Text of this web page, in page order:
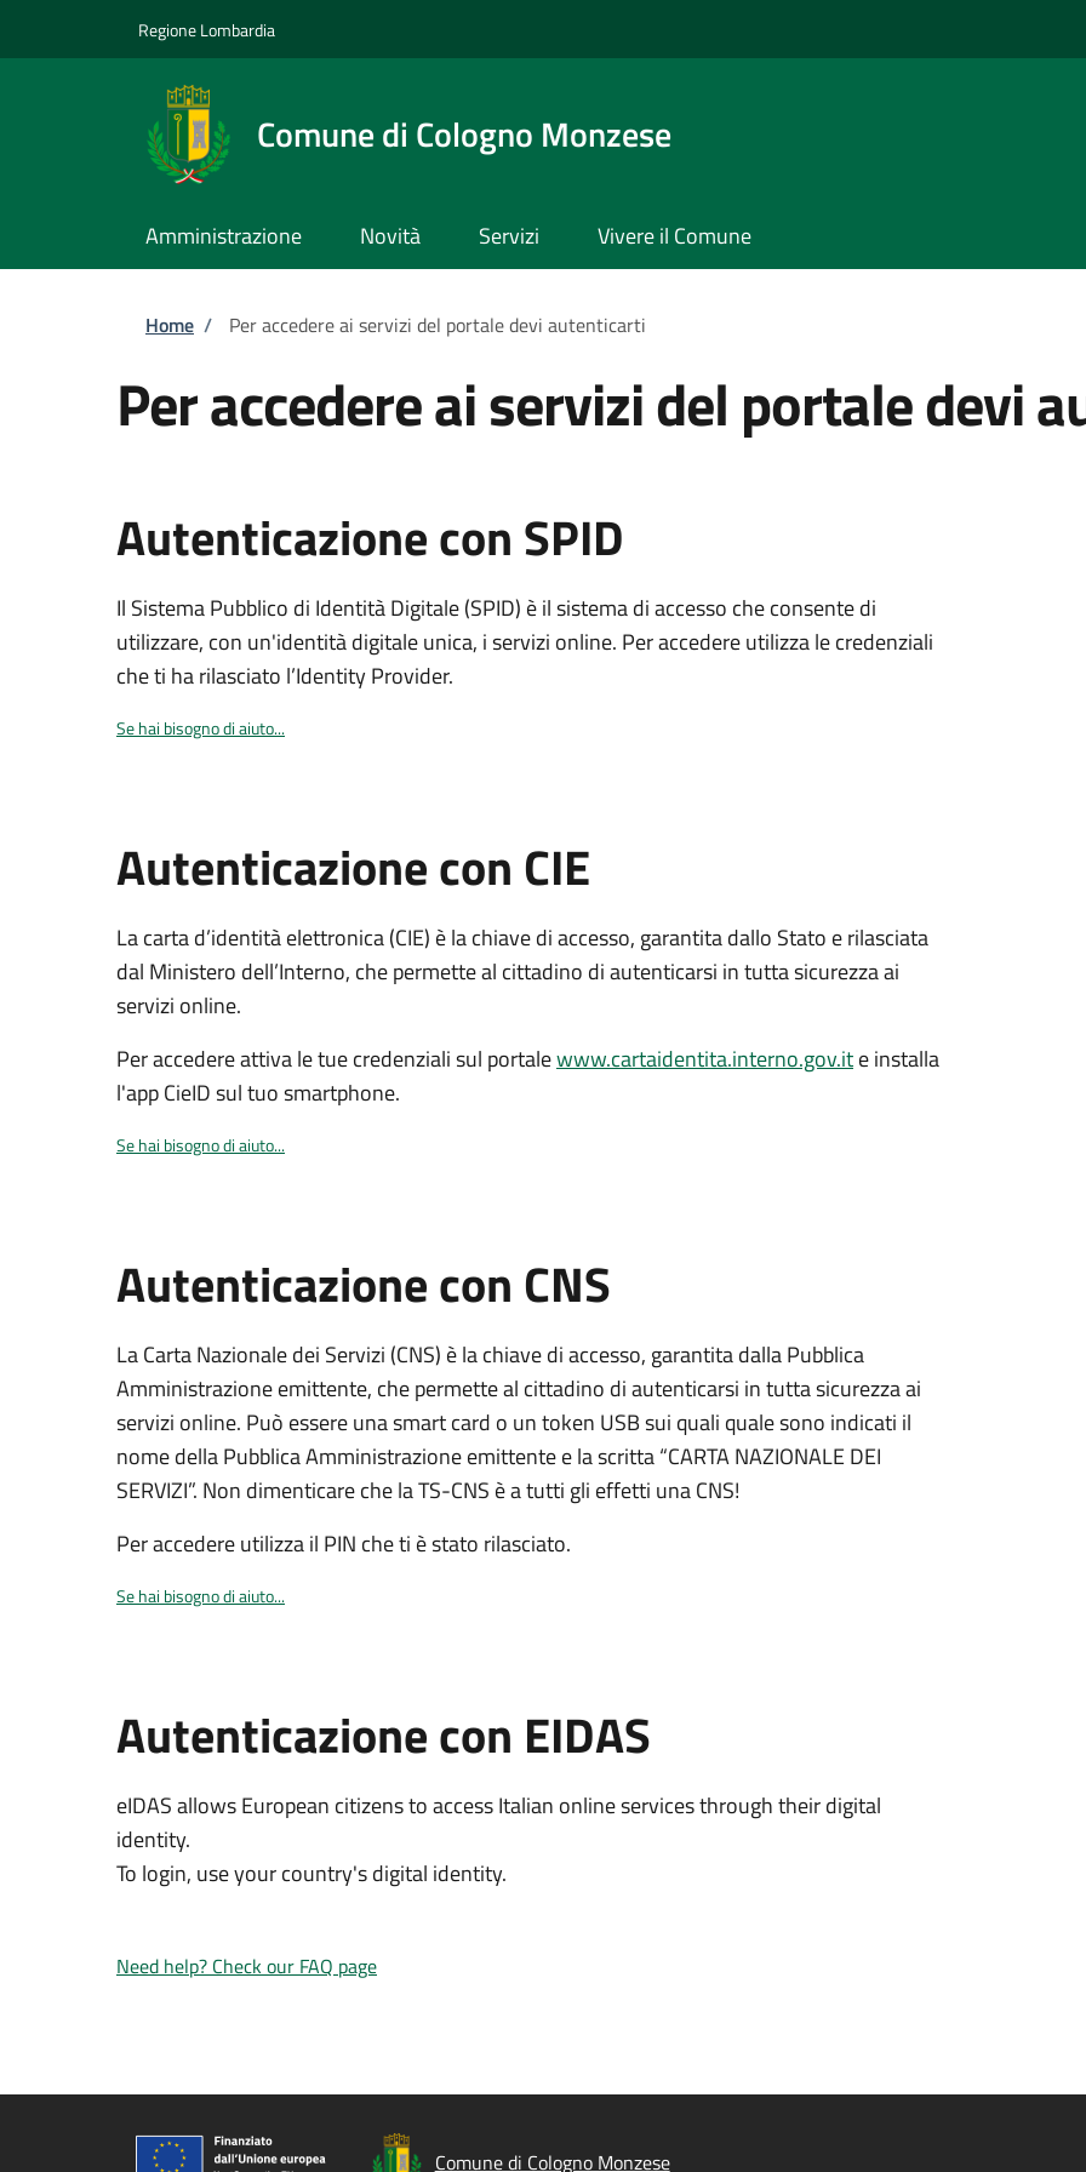
Regione Lombardia
Comune di Cologno Monzese
Amministrazione Novità Servizi Vivere il Comune
Briciole di pane
Home / Per accedere ai servizi del portale devi autenticarti
Per accedere ai servizi del portale devi
Autenticazione con SPID
Il Sistema Pubblico di Identità Digitale (SPID) è il sistema di accesso che consente di
utilizzare, con un'identità digitale unica, i servizi online. Per accedere utilizza le credenziali
che ti ha rilasciato l’Identity Provider.
Se hai bisogno di aiuto...
Autenticazione con CIE
La carta d’identità elettronica (CIE) è la chiave di accesso, garantita dallo Stato e rilasciata
dal Ministero dell’Interno, che permette al cittadino di autenticarsi in tutta sicurezza ai
servizi online.
Per accedere attiva le tue credenziali sul portalewww.cartaidentita.interno.gov.ite installa
l'app CieID sul tuo smartphone.
Se hai bisogno di aiuto...
Autenticazione con CNS
La Carta Nazionale dei Servizi (CNS) è la chiave di accesso, garantita dalla Pubblica
Amministrazione emittente, che permette al cittadino di autenticarsi in tutta sicurezza ai
servizi online. Può essere una smart card o un token USB sui quali quale sono indicati il
nome della Pubblica Amministrazione emittente e la scritta “CARTA NAZIONALE DEI
SERVIZI”. Non dimenticare che la TS-CNS è a tutti gli effetti una CNS!
Per accedere utilizza il PIN che ti è stato rilasciato.
Se hai bisogno di aiuto...
Autenticazione con EIDAS
eIDAS allows European citizens to access Italian online services through their digital
identity.
To login, use your country's digital identity.
Need help? Check our FAQ page
Comune di Cologno Monzese